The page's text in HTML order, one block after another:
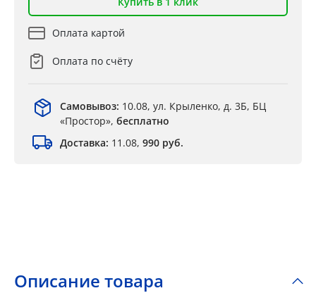
Оплата картой
Оплата по счёту
Самовывоз: 10.08, ул. Крыленко, д. 3Б, БЦ
«Простор», бесплатно
Доставка: 11.08, 990 руб.
Описание товара